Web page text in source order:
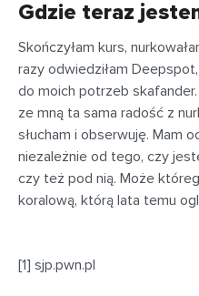
Gdzie teraz
Skończyłam kurs,
razy odwiedziłam
do moich potrzeb skafander.
ze mną ta sama radość z
słucham i obserwuję. Mam
niezależnie od tego, czy
czy też pod nią. Może
koralową, którą lata temu
[1] sjp.pwn.pl